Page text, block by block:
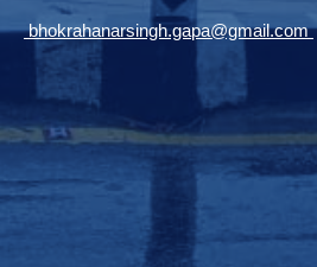
bhokrahanarsingh.gapa@gmail.com